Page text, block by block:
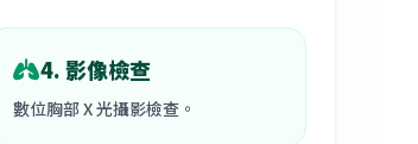
4. 影像檢查
數位胸部 X 光攝影檢查。